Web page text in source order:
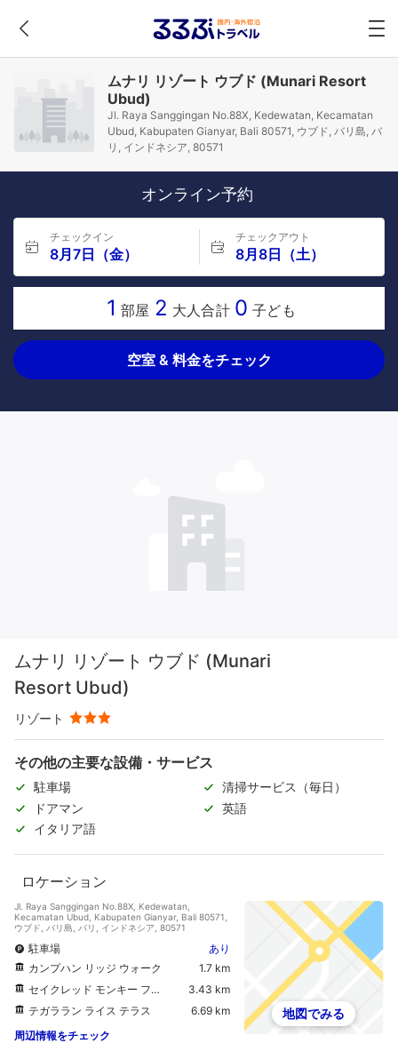
ムナリ リゾート ウブド (Munari Resort
Ubud)
Jl. Raya Sanggingan No.88X, Kedewatan, Kecamatan
Ubud, Kabupaten Gianyar, Bali 80571, ウブド, バリ島, バ
リ, インドネシア, 80571
オンライン予約
チェックイン
8月7日（金）
チェックアウト
8月8日（土）
1 部屋 2 大人合計 0 子ども
空室 & 料金をチェック
ムナリ リゾート ウブド (Munari
Resort Ubud)
リゾート
その他の主要な設備・サービス
駐車場
清掃サービス（毎日）
ドアマン
英語
イタリア語
ロケーション
Jl. Raya Sanggingan No.88X, Kedewatan,
Kecamatan Ubud, Kabupaten Gianyar, Bali 80571,
ウブド, バリ島, バリ, インドネシア, 80571
駐車場
あり
カンプハン リッジ ウォーク
1.7 km
セイクレッド モンキー フォレスト サンクチュアリー
3.43 km
テガララン ライス テラス
6.69 km
周辺情報をチェック
地図でみる